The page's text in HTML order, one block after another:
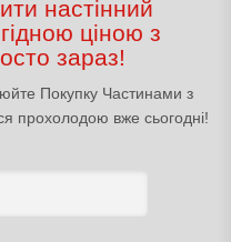
настінний
ціною з
зараз!
Покупку Частинами з
прохолодою вже сьогодні!